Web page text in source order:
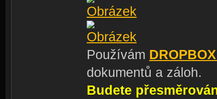
Používám
dokumentů a záloh.
Budete